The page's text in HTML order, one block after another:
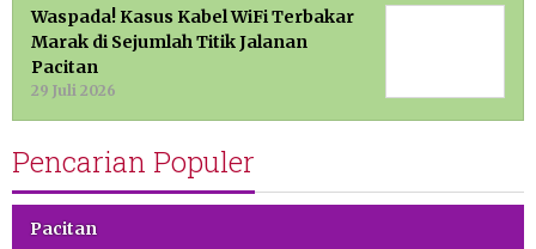
Waspada! Kasus Kabel WiFi Terbakar
Marak di Sejumlah Titik Jalanan
Pacitan
29 Juli 2026
Pencarian Populer
Pacitan